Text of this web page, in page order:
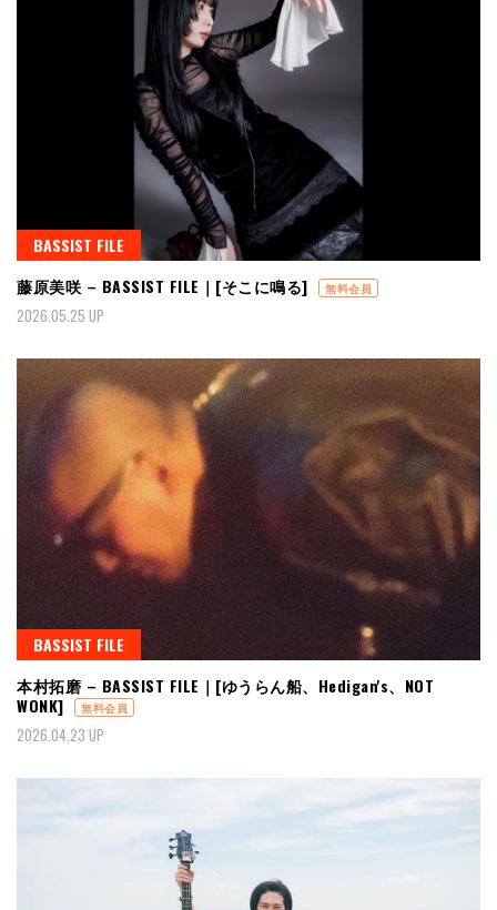
BASSIST FILE
藤原美咲 – BASSIST FILE｜[そこに鳴る]
無料会員
2026.05.25 UP
BASSIST FILE
本村拓磨 – BASSIST FILE｜[ゆうらん船、Hedigan's、NOT
WONK]
無料会員
2026.04.23 UP